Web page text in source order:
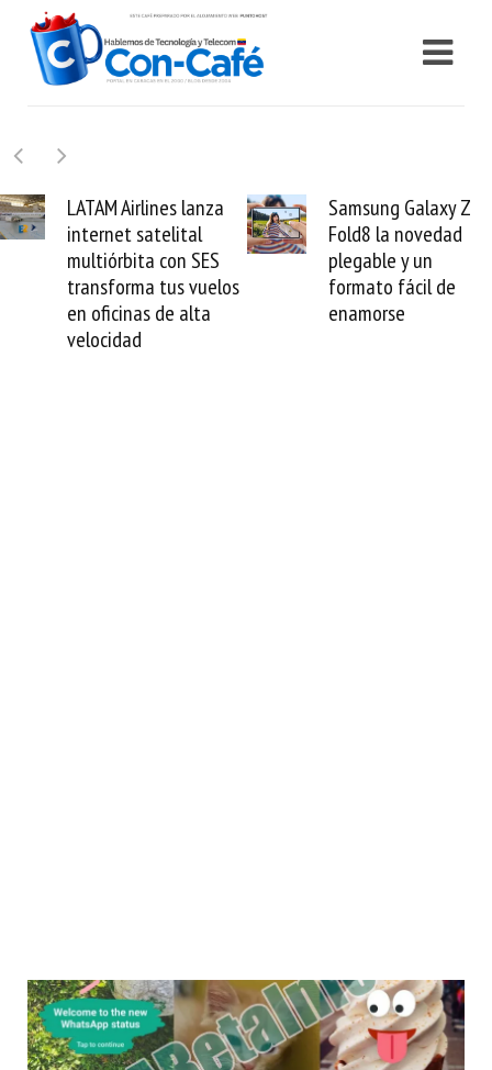
Samsung Galaxy Z
Fold8 la novedad
plegable y un
formato fácil de
enamorse
Cashea levanta
millones de
valida el crédito
venezolano ante el
mundo